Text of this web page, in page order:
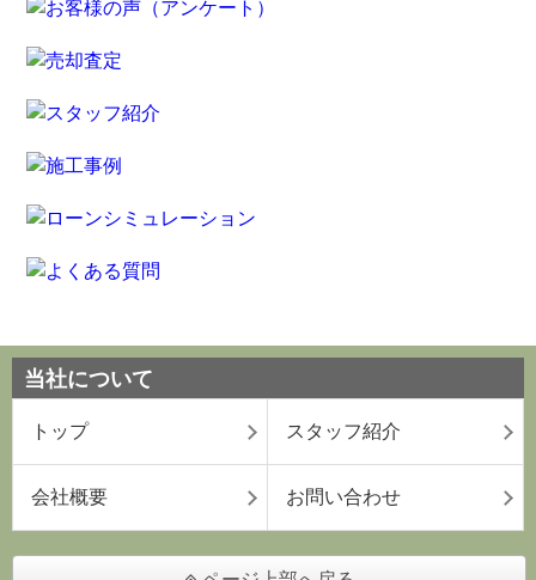
当社について
トップ スタッフ紹介
会社概要 お問い合わせ